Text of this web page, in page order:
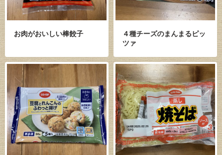
お肉がおいしい棒餃子
４種チーズのまんまるピッ
ツァ